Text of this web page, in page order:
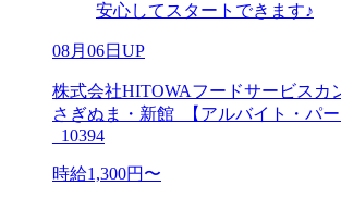
安心してスタートできます♪
08月06日UP
株式会社HITOWAフードサービスカ
さぎぬま・新館_【アルバイト・パ
_10394
時給1,300円〜